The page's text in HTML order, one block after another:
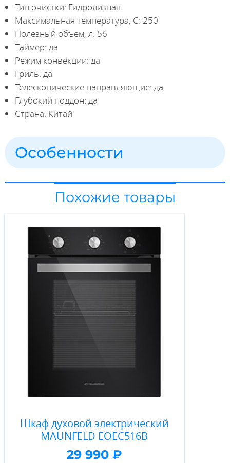
Тип очистки: Гидролизная
Максимальная температура, С: 250
Полезный объем, л: 56
Таймер: да
Режим конвекции: да
Гриль: да
Телескопические направляющие: да
Глубокий поддон: да
Страна: Китай
Особенности
Похожие товары
Шкаф духовой электрический
MAUNFELD EOEC516B
29 990 ₽